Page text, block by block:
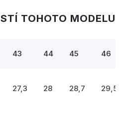
TOHOTO MODELU
43 44 45 46
27,3 28 28,7 29,5